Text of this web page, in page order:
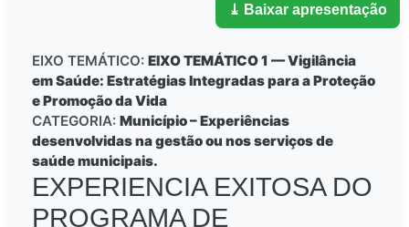
⤓ Baixar apresentação
EIXO TEMÁTICO: EIXO TEMÁTICO 1 — Vigilância
em Saúde: Estratégias Integradas para a Proteção
e Promoção da Vida
CATEGORIA: Município – Experiências
desenvolvidas na gestão ou nos serviços de
saúde municipais.
EXPERIENCIA EXITOSA DO
PROGRAMA DE